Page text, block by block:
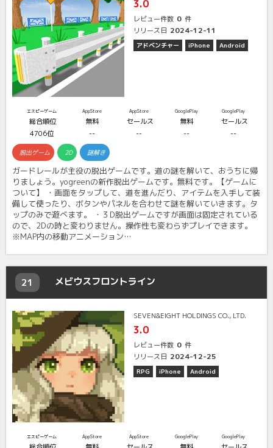
3.0
レビュー件数 0 件
リリース日 2024-12-11
アドベンチャー iPhone Android
エスピーゲーム
総合順位
4706位
AppStore
無料
--
AppStore
セールス
--
GooglePlay
無料
--
GooglePlay
セールス
--
脱出ゲーム 2D 謎解き
ガードレールが主役の脱出ゲームです。道の謎を解いて、おうちに帰
りましょう。yogreenの新作脱出ゲームです。無料です。【ゲームに
ついて】 ・画面をタップして、道を進んだり、アイテムを入手して装
備して使ったり、ボタンやパネルを合わせて謎を解いていきます。タ
ップのみで遊べます。 ・３D脱出ゲームですが画面は固定されている
ので、2Dの時と変わりません。操作性も変わらずプレイできます。
※MAP内の移動アニメーション…
21 メビウスフロントライン
SEVEN&EIGHT HOLDINGS CO., LTD.
3.0
レビュー件数 0 件
リリース日 2024-12-25
RPG iPhone Android
エスピーゲーム AppStore AppStore GooglePlay GooglePlay